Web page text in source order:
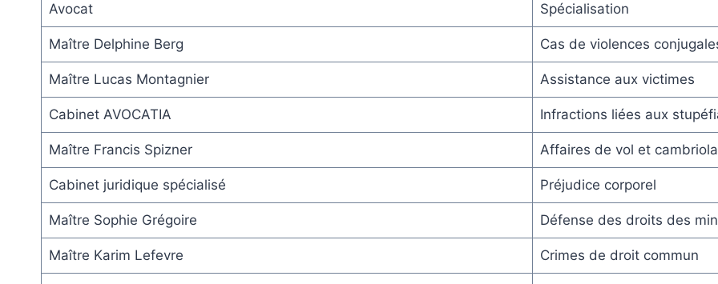
Avocat Spécialisation
Maître Delphine Berg Cas de violences
Maître Lucas Montagnier Assistance aux victimes
Cabinet AVOCATIA Infractions liées aux
Maître Francis Spizner Affaires de vol et
Cabinet juridique spécialisé Préjudice corporel
Maître Sophie Grégoire Défense des droits des
Maître Karim Lefevre Crimes de droit commun